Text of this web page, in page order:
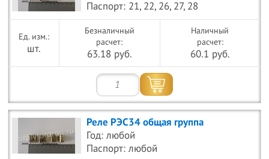
Паспорт: 21, 22, 26, 27, 28
шт.
Безналичный
расчет:
63.18 руб.
Наличный
расчет:
60.1 руб.
Реле РЭС34 общая группа
Год: любой
Паспорт: любой